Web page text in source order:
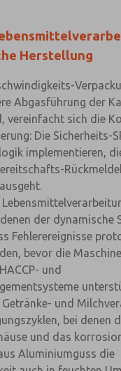
Herstellung
Abgasführung der
vereinfacht sich die
Die Sicherheits-
implementieren,
der dynamische
Fehlerereignisse
bevor die
und
und
bei denen
und das
Aluminiumguss die